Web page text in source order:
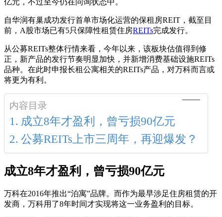
自华润有巢成功发行首单市场化运营的保租房REIT，截至目
前，A股市场已有5只保障性租赁住房REITs完成发行。
从公募REITs整体行情来看，今年以来，该板块估值得到修
正，新产品的发行节奏明显加快，并新增消费基础设施REITs
品种。在此时申报长租公寓相关的REITs产品，对万科而言或
将更为有利。
内容目录
成立8年才盈利，曾亏损90亿元
公募REITs上市三周年，再迎爆发？
成立8年才盈利，曾亏损90亿元
万科在2016年推出“泊寓”品牌。而作为最早涉足住房租赁的开
发商，万科用了8年时间才实现将这一业务盈利的目标。